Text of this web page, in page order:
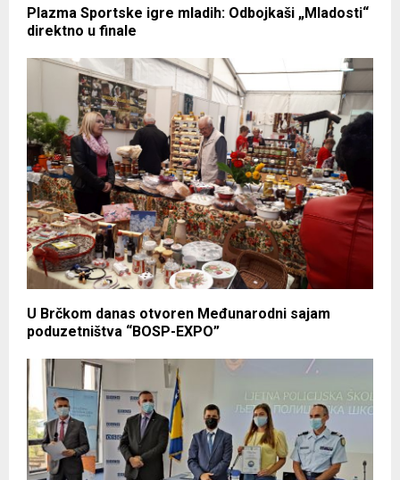
Plazma Sportske igre mladih: Odbojkaši „Mladosti“
direktno u finale
U Brčkom danas otvoren Međunarodni sajam
poduzetništva “BOSP-EXPO”